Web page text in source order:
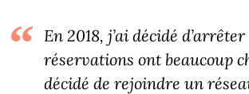
En 2018, j’ai décidé
réservations ont beaucoup
décidé de rejoindre un